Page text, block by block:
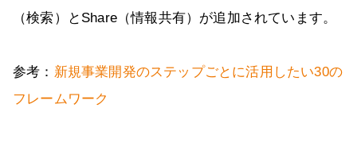
（検索）とShare（情報共有）が追加されています。
参考： 新規事業開発のステップごとに活用したい30の
フレームワーク